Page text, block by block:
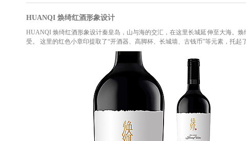
HUANQI 焕绮红酒形象设计
HUANQI 焕绮红酒形象设计秦皇岛，山与海的交汇，在这里长城延伸至大海。
受。 这里的红色小章印提取了“开酒器、高脚杯、长城墙、古钱币”等元素，托起